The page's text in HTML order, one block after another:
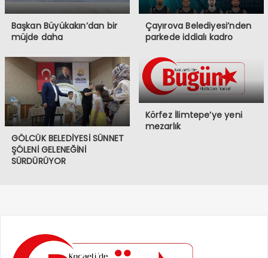
Başkan Büyükakın’dan bir
müjde daha
Çayırova Belediyesi’nden
parkede iddialı kadro
GÖLCÜK BELEDİYESİ SÜNNET
ŞÖLENİ GELENEĞİNİ
SÜRDÜRÜYOR
Körfez İlimtepe’ye yeni
mezarlık